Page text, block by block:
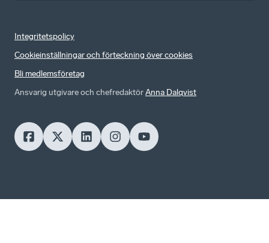
Integritetspolicy
Cookieinställningar och förteckning över cookies
Bli medlemsföretag
Ansvarig utgivare och chefredaktörAnna Dalqvist